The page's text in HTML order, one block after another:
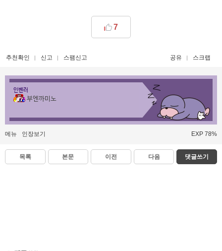
7
추천확인 신고 스팸신고 공유 스크랩
인벤러
부엔까미노
메뉴 인장보기 EXP 78%
목록 본문 이전 다음 댓글쓰기